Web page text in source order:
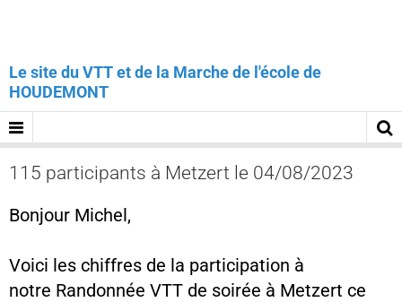
Le site du VTT et de la Marche de l'école de
HOUDEMONT
115 participants à Metzert le 04/08/2023
Bonjour Michel,
Voici les chiffres de la participation à
notre Randonnée VTT de soirée à Metzert ce